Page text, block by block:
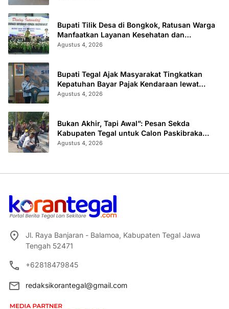
Bupati Tilik Desa di Bongkok, Ratusan Warga
Manfaatkan Layanan Kesehatan dan
Administrasi
Agustus 4, 2026
Bupati Tegal Ajak Masyarakat Tingkatkan
Kepatuhan Bayar Pajak Kendaraan lewat
“TULUS NGOPENI”
Agustus 4, 2026
Bukan Akhir, Tapi Awal”: Pesan Sekda
Kabupaten Tegal untuk Calon Paskibraka
2026
Agustus 4, 2026
Jl. Raya Banjaran - Balamoa, Kabupaten Tegal Jawa
Tengah 52471
+62818479845
redaksikorantegal@gmail.com